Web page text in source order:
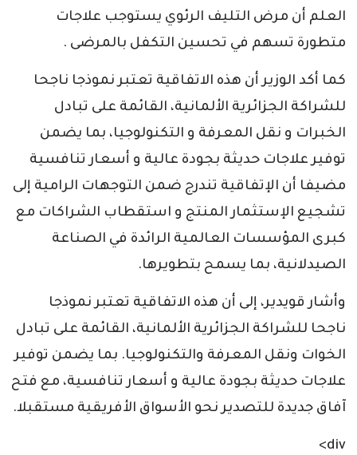
العلم أن مرض التليف الرئوي يستوجب علاجات
متطورة تسهم في تحسين التكفل بالمرضى .
كما أكد الوزير أن هذه الاتفاقية تعتبر نموذجا ناجحا
للشراكة الجزائرية الألمانية، القائمة على تبادل
الخبرات و نقل المعرفة و التكنولوجيا، بما يضمن
توفير علاجات حديثة بجودة عالية و أسعار تنافسية
مضيفا أن الإتفاقية تندرج ضمن التوجهات الرامية إلى
تشجيع الإستثمار المنتج و استقطاب الشراكات مع
كبرى المؤسسات العالمية الرائدة في الصناعة
الصيدلانية، بما يسمح بتطويرها.
وأشار قويدير، إلى أن هذه الاتفاقية تعتبر نموذجا
ناجحا للشراكة الجزائرية الألمانية، القائمة على تبادل
الخوات ونقل المعرفة والتكنولوجيا. بما يضمن توفير
علاجات حديثة بجودة عالية و أسعار تنافسية، مع فتح
آفاق جديدة للتصدير نحو الأسواق الأفريقية مستقبلا.
div>